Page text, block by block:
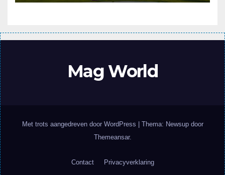
Mag World
Met trots aangedreven door WordPress
Thema: Newsup door
Themeansar.
Contact Privacyverklaring